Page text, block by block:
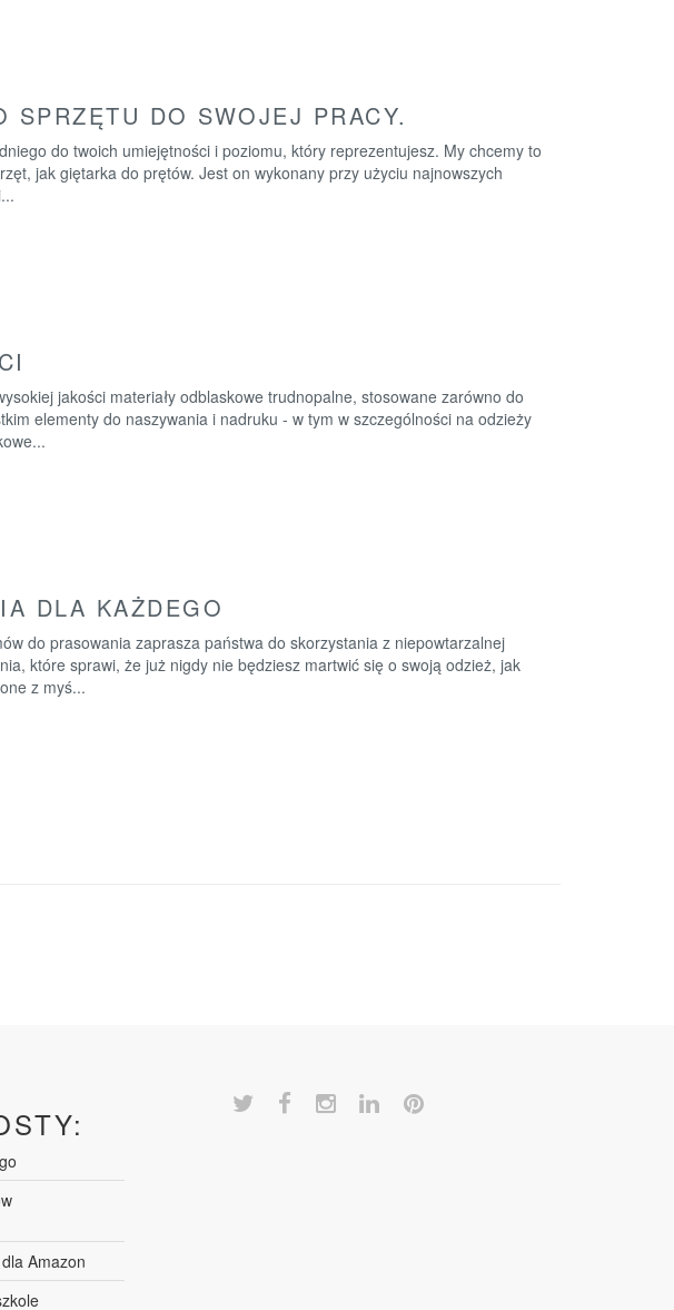
SPRZĘTU DO SWOJEJ PRACY.
do twoich umiejętności i poziomu, który reprezentujesz. My chcemy to
jak giętarka do prętów. Jest on wykonany przy użyciu najnowszych
jakości materiały odblaskowe trudnopalne, stosowane zarówno do
elementy do naszywania i nadruku - w tym w szczególności na odzieży
DLA KAŻDEGO
do prasowania zaprasza państwa do skorzystania z niepowtarzalnej
które sprawi, że już nigdy nie będziesz martwić się o swoją odzież, jak
z myś...
Amazon